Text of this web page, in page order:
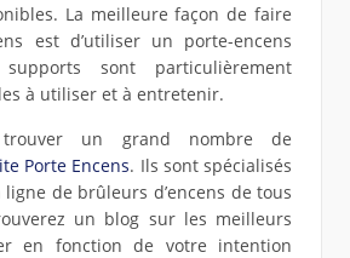
La meilleure façon de faire
est d’utiliser un porte-encens
sont particulièrement
à utiliser et à entretenir.
un grand nombre de
Porte Encens. Ils sont spécialisés
de brûleurs d’encens de tous
un blog sur les meilleurs
en fonction de votre intention